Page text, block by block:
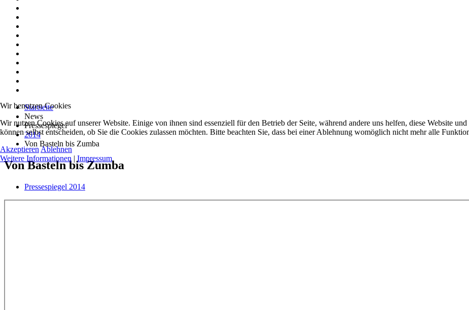
Startseite
News
Pressespiegel
2014
Von Basteln bis Zumba
Von Basteln bis Zumba
Pressespiegel 2014
Wir benutzen Cookies
Wir nutzen Cookies auf unserer Website. Einige von ihnen sind essenziell für den Betrieb der Seite, während andere uns helfen, diese Website
können selbst entscheiden, ob Sie die Cookies zulassen möchten. Bitte beachten Sie, dass bei einer Ablehnung womöglich nicht mehr alle
Akzeptieren Ablehnen
Weitere Informationen | Impressum